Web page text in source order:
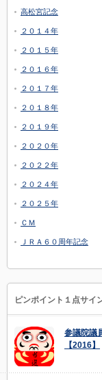
高松宮記念
２０１４年
２０１５年
２０１６年
２０１７年
２０１８年
２０１９年
２０２０年
２０２２年
２０２４年
２０２５年
ＣＭ
ＪＲＡ６０周年記念
ピンポイント１点サイ
参議院議
【2016】